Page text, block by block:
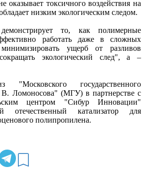
оказывает токсичного воздействия на
низким экологическим следом.
то, как полимерные
работать даже в сложных
ущерб от разливов
экологический след", а –
государственного
Ломоносова" (МГУ) в партнерстве с
центром "Сибур Инновации"
отечественный катализатор для
полипропилена.